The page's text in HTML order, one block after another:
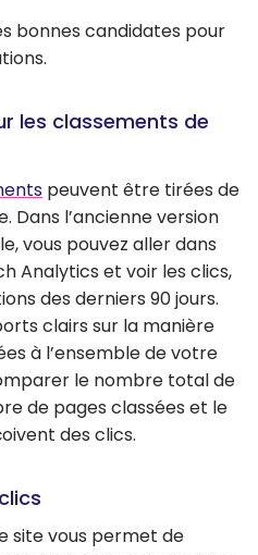
bonnes candidates pour
les classements de
peuvent être tirées de
Dans l’ancienne version
vous pouvez aller dans
Analytics et voir les clics,
des derniers 90 jours.
clairs sur la manière
à l’ensemble de votre
le nombre total de
de pages classées et le
des clics.
site vous permet de